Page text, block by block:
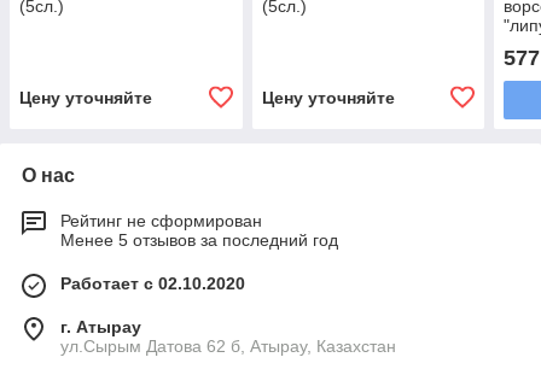
(5сл.)
Цену уточняйте
(5сл.)
Цену уточняйте
125
О нас
Рейтинг не сформирован
Менее 5 отзывов за последний год
Работает с 02.10.2020
г. Атырау
ул.Сырым Датова 62 б, Атырау, Казахстан